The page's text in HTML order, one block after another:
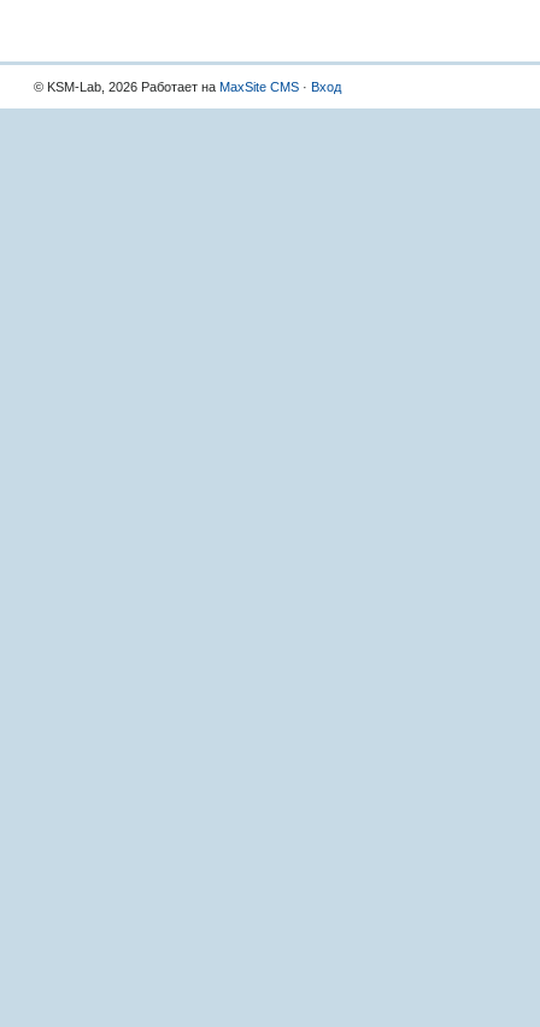
© KSM-Lab, 2026 Работает на MaxSite CMS · Вход